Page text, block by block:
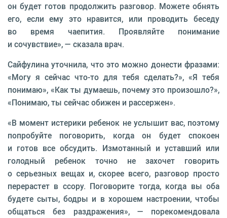
он будет готов продолжить разговор. Можете обнять
его, если ему это нравится, или проводить беседу
во время чаепития. Проявляйте понимание
и сочувствие», — сказала врач.
Сайфулина уточнила, что это можно донести фразами:
«Могу я сейчас что-то для тебя сделать?», «Я тебя
понимаю», «Как ты думаешь, почему это произошло?»,
«Понимаю, ты сейчас обижен и рассержен».
«В момент истерики ребенок не услышит вас, поэтому
попробуйте поговорить, когда он будет спокоен
и готов все обсудить. Измотанный и уставший или
голодный ребенок точно не захочет говорить
о серьезных вещах и, скорее всего, разговор просто
перерастет в ссору. Поговорите тогда, когда вы оба
будете сыты, бодры и в хорошем настроении, чтобы
общаться без раздражения», — порекомендовала